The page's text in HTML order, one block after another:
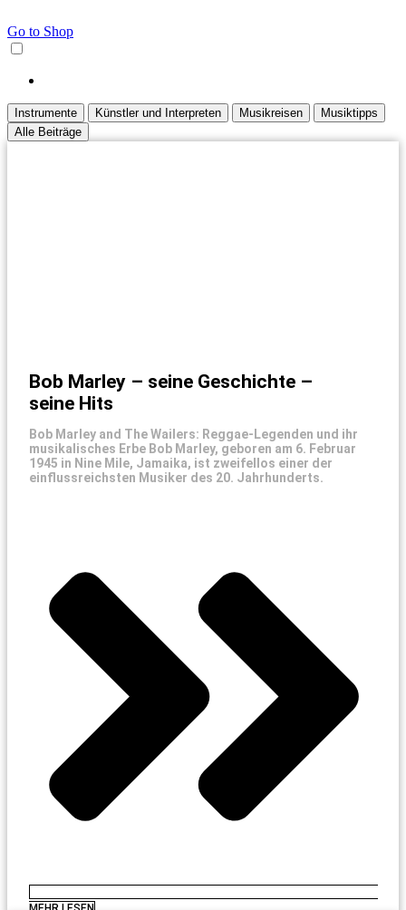
Go to Shop
Instrumente Künstler und Interpreten Musikreisen
Musiktipps
Alle Beiträge
Bob Marley – seine Geschichte –
seine Hits
Bob Marley and The Wailers: Reggae-Legenden und ihr
musikalisches Erbe Bob Marley, geboren am 6. Februar
1945 in Nine Mile, Jamaika, ist zweifellos einer der
einflussreichsten Musiker des 20. Jahrhunderts.